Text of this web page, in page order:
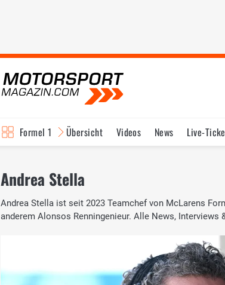
Formel 1 Übersicht Videos News Live-
Andrea Stella
Andrea Stella ist seit 2023 Teamchef von McLarens
anderem Alonsos Renningenieur. Alle News, Interviews